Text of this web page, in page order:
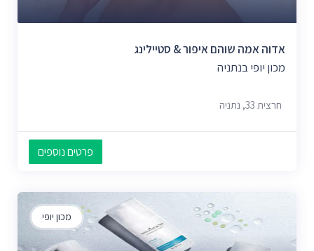
אדוה אמה שוהם איפור & סטיילינג
מכון יופי בנתניה
חרצית 33, נתניה
פרטים נוספים
מכון יופי